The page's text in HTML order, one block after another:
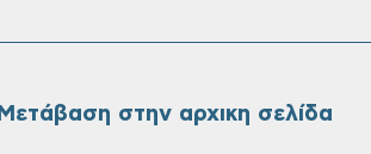
Μετάβαση στην αρχικη σελίδα